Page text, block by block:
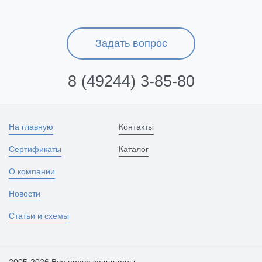
Задать вопрос
8 (49244) 3-85-80
На главную
Сертификаты
О компании
Новости
Статьи и схемы
Контакты
Каталог